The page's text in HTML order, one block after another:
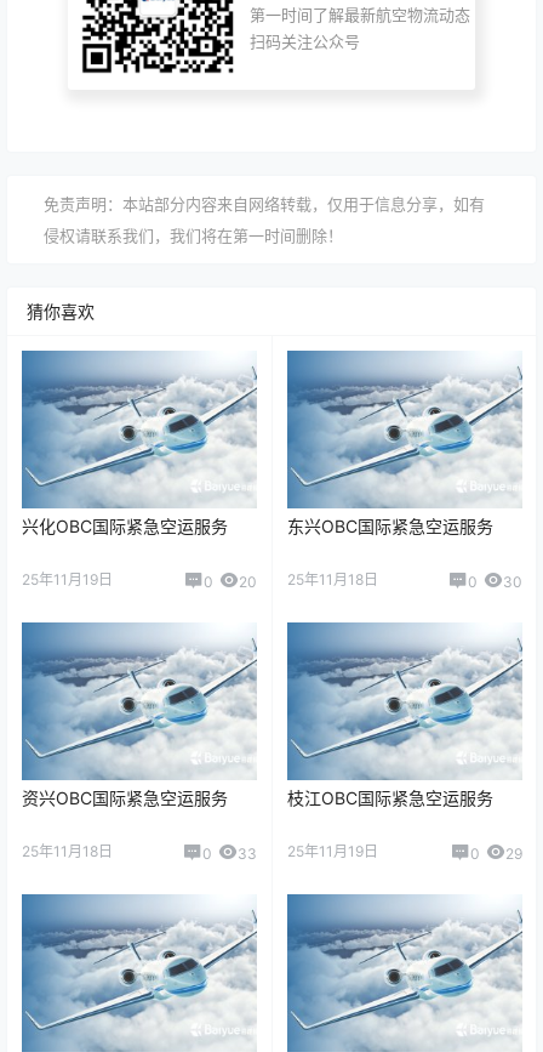
第一时间了解最新航空物流动态
扫码关注公众号
免责声明：本站部分内容来自网络转载，仅用于信息分享，如有
侵权请联系我们，我们将在第一时间删除！
猜你喜欢
兴化OBC国际紧急空运服务
25年11月19日 0 20
东兴OBC国际紧急空运服务
25年11月18日 0 30
资兴OBC国际紧急空运服务
25年11月18日 0 33
枝江OBC国际紧急空运服务
25年11月19日 0 29